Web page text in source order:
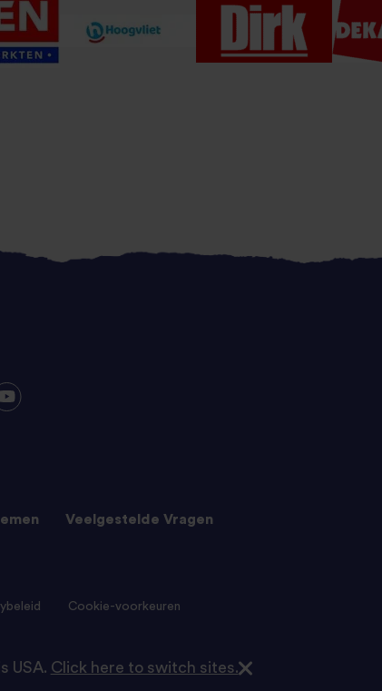
Veelgestelde Vragen
Cookie-voorkeuren
van Ebro Foods S.A.
USA. Click here to switch sites.